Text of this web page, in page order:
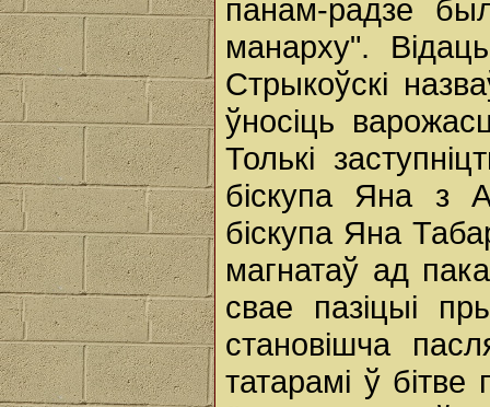
панам-радзе
манарху".
Стрыкоўскі
ўносіць
Толькі
біскупа Яна з
біскупа Яна
магнатаў ад
свае пазіцыі
становішча
татарамі ў